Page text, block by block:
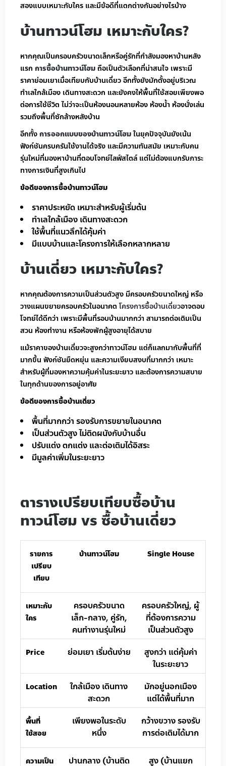
สองแบบเหมาะกับใคร และมีข้อดีที่แตกต่างกันอย่างไรบ้าง
บ้านทาวน์โฮม เหมาะกับใคร?
หากคุณเป็นครอบครัวขนาดเล็กหรือคู่รักที่กำลังมองหาบ้านหลัง
แรก การซื้อบ้านทาวน์โฮมถือเป็นตัวเลือกที่น่าสนใจ เพราะมี
ราคาย่อมเยาเมื่อเทียบกับบ้านเดี่ยว อีกทั้งยังมักตั้งอยู่บริเวณ
ทำเลใกล้เมือง เดินทางสะดวก และยังคงให้พื้นที่ใช้สอยเพียงพอ
ต่อการใช้ชีวิต ไม่ว่าจะเป็นห้องนอนหลายห้อง ห้องน้ำ ห้องนั่งเล่น
รวมถึงพื้นที่ซักล้างหลังบ้าน
อีกทั้งการออกแบบของบ้านทาวน์โฮมในยุคปัจจุบันยังเน้น
ฟังก์ชันครบครันใช้งานได้จริง และมีความทันสมัย เหมาะกับคน
รุ่นใหม่ที่มองหาบ้านที่ตอบโจทย์ไลฟ์สไตล์ แต่ไม่ต้องแบกรับภาระ
ทางการเงินที่สูงเกินไป
ข้อดีของการซื้อบ้านทาวน์โฮม
ราคาประหยัด เหมาะสำหรับผู้เริ่มต้น
ทำเลใกล้เมือง เดินทางสะดวก
ใช้พื้นที่แนวลึกได้คุ้มค่า
มีแบบบ้านและโครงการให้เลือกหลากหลาย
บ้านเดี่ยว เหมาะกับใคร?
หากคุณต้องการความเป็นส่วนตัวสูง มีครอบครัวขนาดใหญ่ หรือ
วางแผนขยายครอบครัวในอนาคตโครงการซื้อบ้านเดี่ยวอาจตอบ
โจทย์ได้ดีกว่า เพราะมีพื้นที่รอบบ้านมากกว่า สามารถต่อเติมเป็น
สวน ห้องทำงาน หรือห้องพักผู้สูงอายุได้สบาย
แม้ราคาของบ้านเดี่ยวจะสูงกว่าทาวน์โฮม แต่ก็แลกมากับพื้นที่ที่
มากขึ้น ฟังก์ชันยืดหยุ่น และความเงียบสงบที่มากกว่า เหมาะ
สำหรับผู้ที่มองหาความคุ้มค่าในระยะยาว และต้องการความสบาย
ในทุกด้านของการอยู่อาศัย
ข้อดีของการซื้อบ้านเดี่ยว
พื้นที่มากกว่า รองรับการขยายในอนาคต
เป็นส่วนตัวสูง ไม่ติดผนังกับบ้านอื่น
ปรับแต่ง ตกแต่ง และต่อเติมได้อิสระ
มีมูลค่าเพิ่มในระยะยาว
ตารางเปรียบเทียบซื้อบ้าน
ทาวน์โฮม vs ซื้อบ้านเดี่ยว
รายการ
เปรียบ
เทียบ
บ้านทาวน์โฮม Single House
เหมาะกับ
ใคร
ครอบครัวขนาด
เล็ก-กลาง, คู่รัก,
คนทำงานรุ่นใหม่
ครอบครัวใหญ่, ผู้
ที่ต้องการความ
เป็นส่วนตัวสูง
Price ย่อมเยา เริ่มต้นง่าย
สูงกว่า แต่คุ้มค่า
ในระยะยาว
Location
ใกล้เมือง เดินทาง
สะดวก
มักอยู่นอกเมือง
แต่ได้พื้นที่มาก
พื้นที่
ใช้สอย
เพียงพอในระดับ
หนึ่ง
กว้างขวาง รองรับ
การต่อเติมได้มาก
ความเป็น ปานกลาง (บ้านติด สูง (บ้านแยก